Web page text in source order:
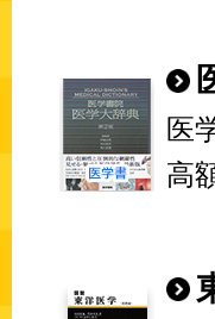
医
高